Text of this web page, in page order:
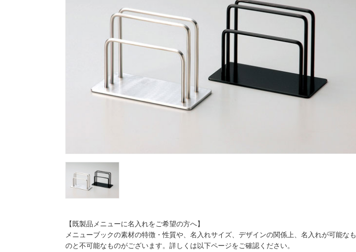
【既製品メニューに名入れをご希望の方へ】
メニューブックの素材の特徴・性質や、名入れサイズ、デザインの関係上、名入れが可能なも
のと不可能なものがございます。詳しくは以下ページをご確認ください。